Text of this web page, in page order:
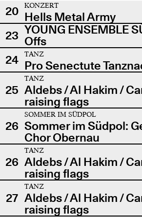
20
KONZERT
Hells Metal Army
23 YOUNG ENSEMBLE
Offs
24
TANZ
Pro Senectute
25
TANZ
Aldebs / Al Hakim /
raising flags
26
SOMMER IM SÜDPOL
Sommer im Südpol:
Chor Obernau
26
TANZ
Aldebs / Al Hakim /
raising flags
27
TANZ
Aldebs / Al Hakim /
raising flags